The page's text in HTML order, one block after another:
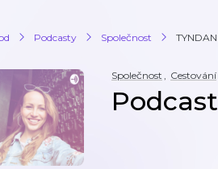
Podcasty Společnost
Společnost , Cestování